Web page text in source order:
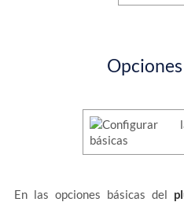
En las opciones básicas del